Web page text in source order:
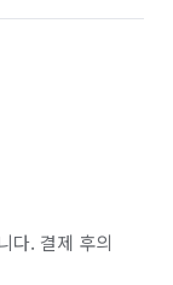
다. 결제 후의